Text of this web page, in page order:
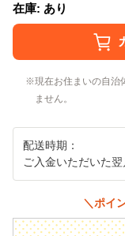
在庫: あり
現在お住まいの自治
ません。
配送時期：
ご入金いただいた
＼ポイ